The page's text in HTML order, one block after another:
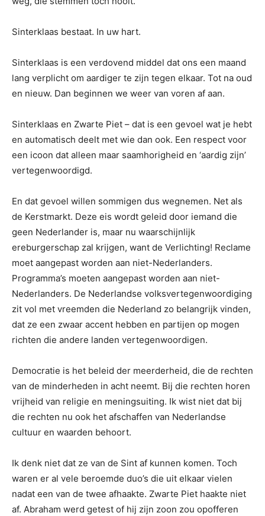
Sinterklaas bestaat. In uw hart.
Sinterklaas is een verdovend middel dat ons een maand
lang verplicht om aardiger te zijn tegen elkaar. Tot na oud
en nieuw. Dan beginnen we weer van voren af aan.
Sinterklaas en Zwarte Piet – dat is een gevoel wat je hebt
en automatisch deelt met wie dan ook. Een respect voor
een icoon dat alleen maar saamhorigheid en ‘aardig zijn’
vertegenwoordigd.
En dat gevoel willen sommigen dus wegnemen. Net als
de Kerstmarkt. Deze eis wordt geleid door iemand die
geen Nederlander is, maar nu waarschijnlijk
ereburgerschap zal krijgen, want de Verlichting! Reclame
moet aangepast worden aan niet-Nederlanders.
Programma’s moeten aangepast worden aan niet-
Nederlanders. De Nederlandse volksvertegenwoordiging
zit vol met vreemden die Nederland zo belangrijk vinden,
dat ze een zwaar accent hebben en partijen op mogen
richten die andere landen vertegenwoordigen.
Democratie is het beleid der meerderheid, die de rechten
van de minderheden in acht neemt. Bij die rechten horen
vrijheid van religie en meningsuiting. Ik wist niet dat bij
die rechten nu ook het afschaffen van Nederlandse
cultuur en waarden behoort.
Ik denk niet dat ze van de Sint af kunnen komen. Toch
waren er al vele beroemde duo’s die uit elkaar vielen
nadat een van de twee afhaakte. Zwarte Piet haakte niet
af. Abraham werd getest of hij zijn zoon zou opofferen